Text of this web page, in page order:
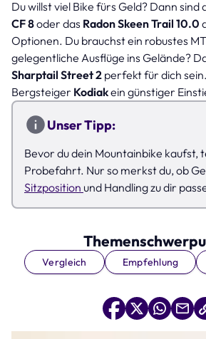
Du willst viel Bike fürs Geld? Dann sind
CF 8oder das Radon Skeen Trail 10.0
Optionen. Du brauchst ein robustes
gelegentliche Ausflüge ins Gelände?
Sharptail Street 2 perfekt für dich
Bergsteiger Kodiakein günstiger
Unser Tipp:
Bevor du dein Mountainbike kaufst,
Probefahrt. Nur so merkst du, ob
Sitzposition und Handling zu dir
Vergleich Empfehlung